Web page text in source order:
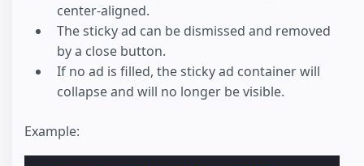
center-aligned.
The sticky ad can be dismissed and removed
by a close button.
If no ad is filled, the sticky ad container will
collapse and will no longer be visible.
Example: